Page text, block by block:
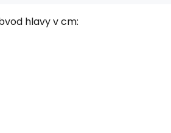
hlavy v cm: